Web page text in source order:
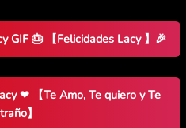
GIF 🎂 【Felicidades Lacy 】🎉
❤ 【Te Amo, Te quiero y Te
】